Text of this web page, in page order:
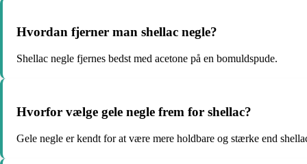
Hvordan fjerner man shellac negle?
Shellac negle fjernes bedst med acetone på en bomuldspude.
Hvorfor vælge gele negle frem for shellac?
Gele negle er kendt for at være mere holdbare og stærke end